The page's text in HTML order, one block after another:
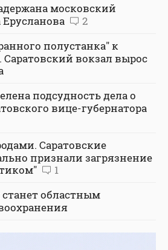
московский
2
полустанка" к
Саратовский вокзал вырос
подсудность дела о
вице-губернатора
Саратовские
признали загрязнение
1
областным